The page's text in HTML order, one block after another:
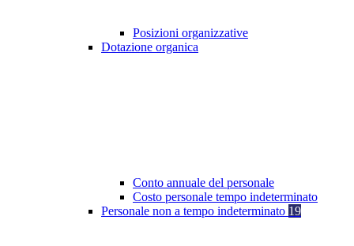
Posizioni organizzative
Dotazione organica
Conto annuale del personale
Costo personale tempo indeterminato
Personale non a tempo indeterminato 19